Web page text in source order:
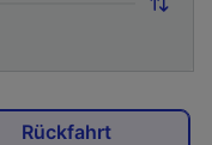
Rückfahrt